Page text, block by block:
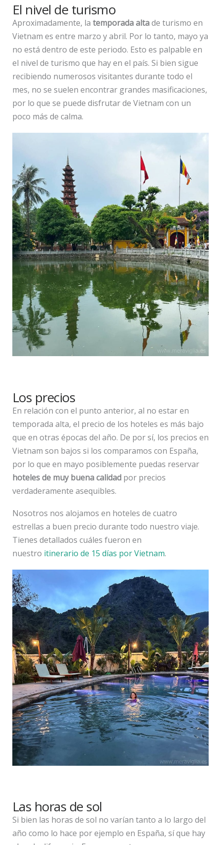
El nivel de turismo
Aproximadamente, la temporada altade turismo en
Vietnam es entre marzo y abril. Por lo tanto, mayo ya
no está dentro de este periodo. Esto es palpable en
el nivel de turismo que hay en el país. Si bien sigue
recibiendo numerosos visitantes durante todo el
mes, no se suelen encontrar grandes masificaciones,
por lo que se puede disfrutar de Vietnam con un
poco más de calma.
Los precios
En relación con el punto anterior, al no estar en
temporada alta, el precio de los hoteles es más bajo
que en otras épocas del año. De por sí, los precios en
Vietnam son bajos si los comparamos con España,
por lo que en mayo posiblemente puedas reservar
hoteles de muy buena calidadpor precios
verdaderamente asequibles.
Nosotros nos alojamos en hoteles de cuatro
estrellas a buen precio durante todo nuestro viaje.
Tienes detallados cuáles fueron en
nuestro itinerario de 15 días por Vietnam.
Las horas de sol
Si bien las horas de sol no varían tanto a lo largo del
año como lo hace por ejemplo en España, sí que hay